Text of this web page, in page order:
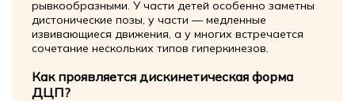
рывкообразными. У части детей особенно заметны
дистонические позы, у части — медленные
извивающиеся движения, а у многих встречается
сочетание нескольких типов гиперкинезов.
Как проявляется дискинетическая форма
ДЦП?